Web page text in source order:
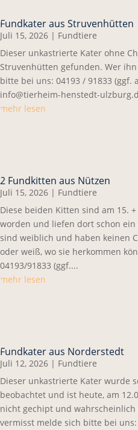
Fundkater aus Struvenhütten
Juli 15, 2026 | Fundtiere
Dieser unkastrierte Kater ohne
Struvenhütten gefunden. Wer
bitte bei uns: 04193 / 91833 (ggf.
info@tierheim-henstedt-
mehr lesen
2 Fundkitten aus Nützen
Juli 15, 2026 | Fundtiere
Diese beiden Kitten sind am 15.
worden und liefen dort schon
sind weiblich und haben keinen
oder weiß, wo sie herkommen
04193/91833 (ggf....
mehr lesen
Fundkater aus Norderstedt
Juli 12, 2026 | Fundtiere
Dieser unkastrierte Kater wurde
beobachtet und ist heute, am
nicht gechipt und
vermisst melde sich bitte bei uns: